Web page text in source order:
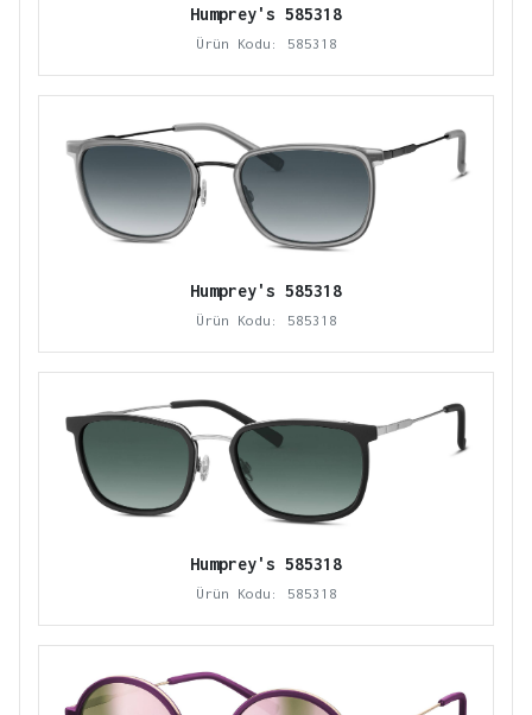
Humprey's 585318
Ürün Kodu: 585318
Humprey's 585318
Ürün Kodu: 585318
Humprey's 585318
Ürün Kodu: 585318